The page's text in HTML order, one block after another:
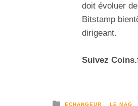
doit évoluer
Bitstamp
dirigeant.
Suivez Coins
ECHANGEUR LE MAG